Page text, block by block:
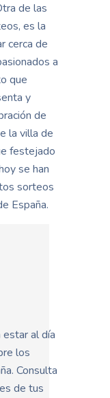
de las
es la
cerca de
a
que
y
de
la villa de
festejado
se han
sorteos
España.
al día
los
Consulta
de tus